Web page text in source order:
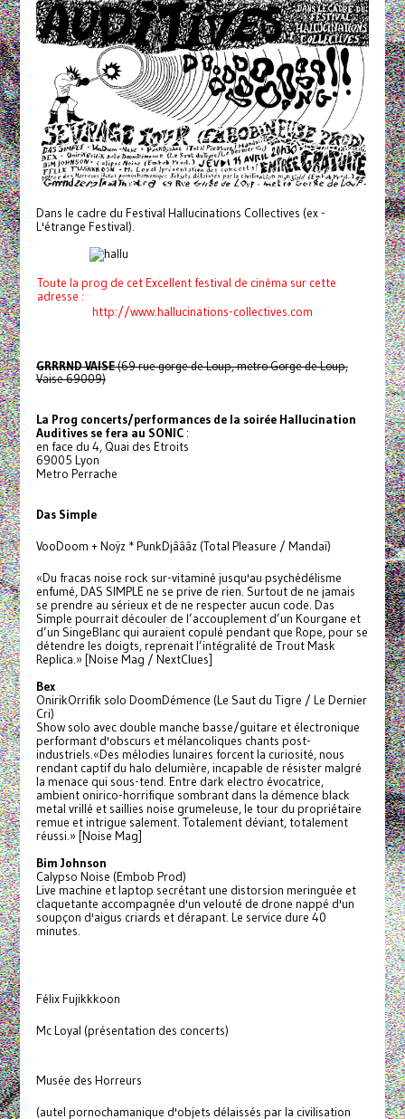
Dans le cadre du Festival Hallucinations Collectives (ex -
L'étrange Festival).
Toute la prog de cet Excellent festival de cinéma sur cette
adresse :
http://www.hallucinations-collectives.com
GRRRND VAISE(69 rue gorge de Loup, metro Gorge de Loup,
Vaise 69009)
La Prog concerts/performances de la soirée Hallucination
Auditives se fera au SONIC:
en face du 4, Quai des Etroits
69005 Lyon
Metro Perrache
Das Simple
VooDoom + Noÿz * PunkDjâââz (Total Pleasure / Mandaï)
«Du fracas noise rock sur-vitaminé jusqu'au psychédélisme
enfumé, DAS SIMPLE ne se prive de rien. Surtout de ne jamais
se prendre au sérieux et de ne respecter aucun code. Das
Simple pourrait découler de l’accouplement d’un Kourgane et
d’un SingeBlanc qui auraient copulé pendant que Rope, pour se
détendre les doigts, reprenait l’intégralité de Trout Mask
Replica.» [Noise Mag / NextClues]
Bex
OnirikOrrifik solo DoomDémence (Le Saut du Tigre / Le Dernier
Cri)
Show solo avec double manche basse/guitare et électronique
performant d'obscurs et mélancoliques chants post-
industriels.«Des mélodies lunaires forcent la curiosité, nous
rendant captif du halo delumière, incapable de résister malgré
la menace qui sous-tend. Entre dark electro évocatrice,
ambient onirico-horrifique sombrant dans la démence black
metal vrillé et saillies noise grumeleuse, le tour du propriétaire
remue et intrigue salement. Totalement déviant, totalement
réussi.» [Noise Mag]
Bim Johnson
Calypso Noise (Embob Prod)
Live machine et laptop secrétant une distorsion meringuée et
claquetante accompagnée d'un velouté de drone nappé d'un
soupçon d'aigus criards et dérapant. Le service dure 40
minutes.
Félix Fujikkkoon
Mc Loyal (présentation des concerts)
Musée des Horreurs
(autel pornochamanique d'objets délaissés par la civilisation